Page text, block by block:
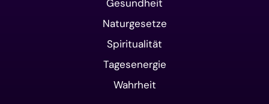
Gesundheit
Naturgesetze
Spiritualität
Tagesenergie
Wahrheit